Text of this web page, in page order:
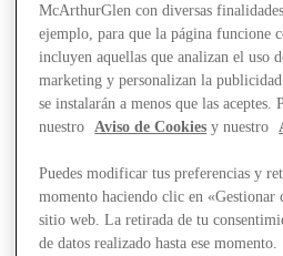
Más
McArthurGlen con diversas
ejemplo, para que la página funcione
incluyen aquellas que analizan el uso
marketing y personalizan la
se instalarán a menos que las
nuestro
Aviso de Cookies y nuestro
Puedes modificar tus preferencias y
momento haciendo clic en «Gestionar
sitio web. La retirada de tu
de datos realizado hasta ese momento.